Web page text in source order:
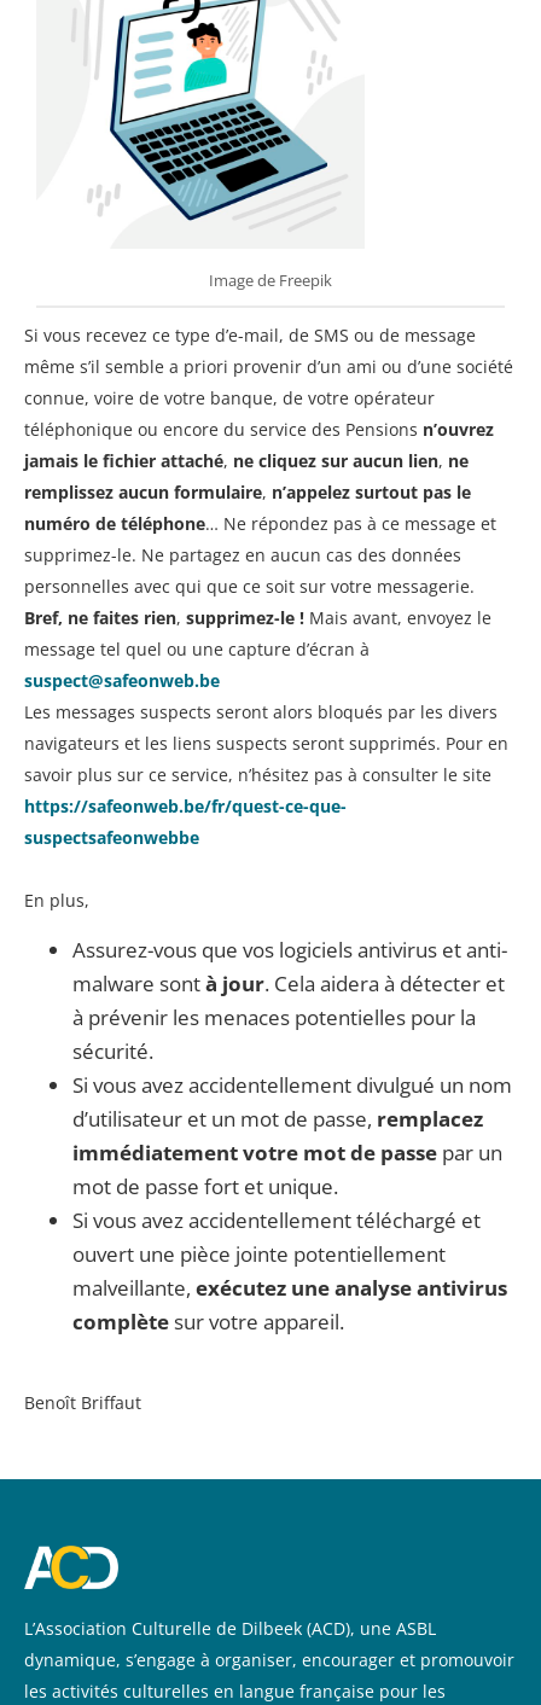
Image de Freepik
Si vous recevez ce type d’e-mail, de SMS ou de message
même s’il semble a priori provenir d’un ami ou d’une société
connue, voire de votre banque, de votre opérateur
téléphonique ou encore du service des Pensions n’ouvrez
jamais le fichier attaché, ne cliquez sur aucun lien, ne
remplissez aucun formulaire, n’appelez surtout pas le
numéro de téléphone… Ne répondez pas à ce message et
supprimez-le. Ne partagez en aucun cas des données
personnelles avec qui que ce soit sur votre messagerie.
Bref, ne faites rien, supprimez-le ! Mais avant, envoyez le
message tel quel ou une capture d’écran à
suspect@safeonweb.be
Les messages suspects seront alors bloqués par les divers
navigateurs et les liens suspects seront supprimés. Pour en
savoir plus sur ce service, n’hésitez pas à consulter le site
https://safeonweb.be/fr/quest-ce-que-
suspectsafeonwebbe
En plus,
Assurez-vous que vos logiciels antivirus et anti-
malware sontà jour. Cela aidera à détecter et
à prévenir les menaces potentielles pour la
sécurité.
Si vous avez accidentellement divulgué un nom
d’utilisateur et un mot de passe, remplacez
immédiatement votre mot de passe par un
mot de passe fort et unique.
Si vous avez accidentellement téléchargé et
ouvert une pièce jointe potentiellement
malveillante, exécutez une analyse antivirus
complètesur votre appareil.
Benoît Briffaut
L’Association Culturelle de Dilbeek (ACD), une ASBL
dynamique, s’engage à organiser, encourager et promouvoir
les activités culturelles en langue française pour les